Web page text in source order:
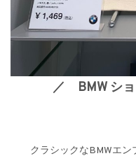
／ BMW シ
クラシックなBMWエ